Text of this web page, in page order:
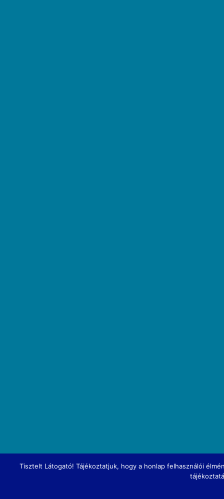
Tisztelt Látogató! Tájékoztatjuk, hogy a honlap felhasználói